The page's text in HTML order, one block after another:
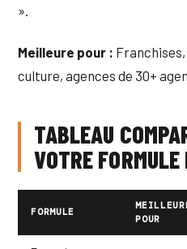
».
Meilleure pour :
culture, agences de 30+
TABLEAU
VOTRE
FORMULE
POUR